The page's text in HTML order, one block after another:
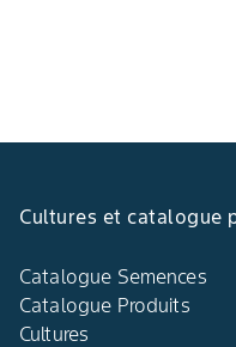
Cultures et catalogue
Catalogue Semences
Catalogue Produits
Cultures